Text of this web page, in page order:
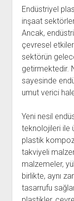
Endüstriyel
inşaat
Ancak,
çevresel
sektörün
getirmektedir.
sayesinde
umut verici
Yeni nesil
teknolojileri ile
plastik
takviyeli
malzemeler,
birlikte, aynı
tasarrufu